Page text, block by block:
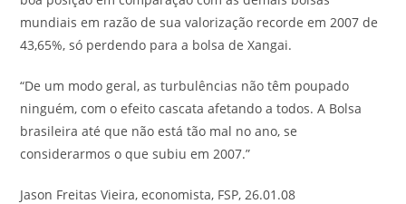
mundiais em razão de sua valorização recorde em 2007 de
43,65%, só perdendo para a bolsa de Xangai.
“De um modo geral, as turbulências não têm poupado
ninguém, com o efeito cascata afetando a todos. A Bolsa
brasileira até que não está tão mal no ano, se
considerarmos o que subiu em 2007.”
Jason Freitas Vieira, economista, FSP, 26.01.08